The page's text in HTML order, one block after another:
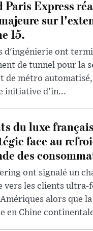
Paris Express
sur
15.
d'ingénierie ont
de tunnel pour la
de métro
initiative d'in...
du luxe
face au
des
ont signalé un
vers les clients ultra-
alors que
en Chine